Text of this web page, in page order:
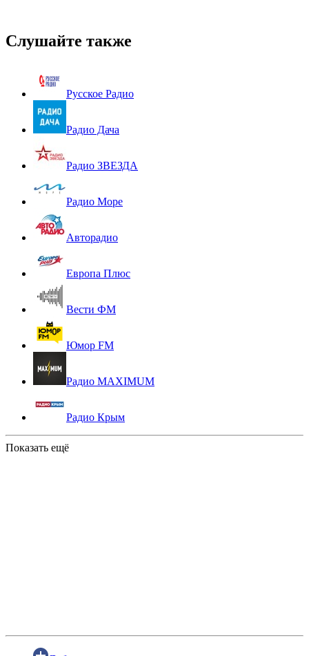
Слушайте также
Русское Радио
Радио Дача
Радио ЗВЕЗДА
Радио Море
Авторадио
Европа Плюс
Вести ФМ
Юмор FM
Радио MAXIMUM
Радио Крым
Показать ещё